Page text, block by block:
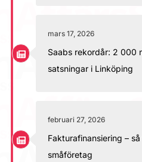
mars 17, 2026
Saabs rekordår: 2 000
satsningar i Linköping
februari 27, 2026
Fakturafinansiering –
småföretag